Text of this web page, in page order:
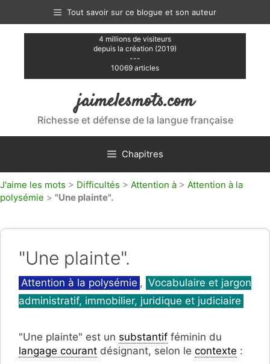
contenu
Tout savoir sur ce blogue et son auteur
4 millions de visiteurs
depuis la création (2019)
---
10069 articles
jaimelesmots.com
Richesse et défense de la langue française
Chapitres
J'aime les mots > Difficultés > Attention à > Attention à la
polysémie > "Une plainte".
"Une plainte".
Catégories
Attention à la polysémie , Vocabulaire et jargon
administratif, immobilier, juridique et judiciaire
"Une plainte" est un substantif féminin du
langage courant désignant, selon le contexte :